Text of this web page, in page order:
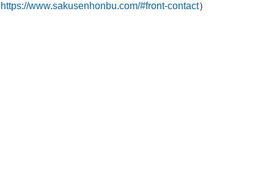
https://www.sakusenhonbu.com/#front-contact）